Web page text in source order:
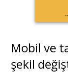
Mobil ve
şekil